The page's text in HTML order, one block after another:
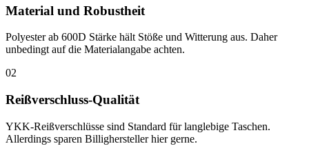
Material und Robustheit
Polyester ab 600D Stärke hält Stöße und Witterung aus. Daher
unbedingt auf die Materialangabe achten.
02
Reißverschluss-Qualität
YKK-Reißverschlüsse sind Standard für langlebige Taschen.
Allerdings sparen Billighersteller hier gerne.